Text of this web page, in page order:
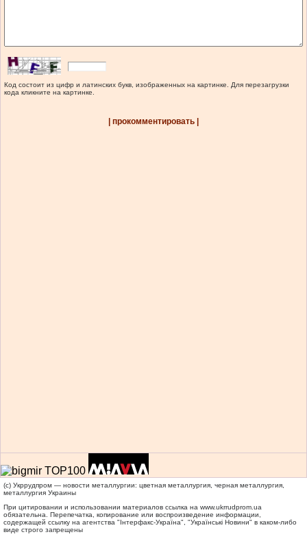
Код состоит из цифр и латинских букв, изображенных на картинке. Для перезагрузки
кода кликните на картинке.
| прокомментировать |
(c) Укррудпром — новости металлургии: цветная металлургия, черная металлургия,
металлургия Украины
При цитировании и использовании материалов ссылка на www.ukrrudprom.ua
обязательна. Перепечатка, копирование или воспроизведение информации,
содержащей ссылку на агентства "Iнтерфакс-Україна", "Українськi Новини" в каком-либо
виде строго запрещены